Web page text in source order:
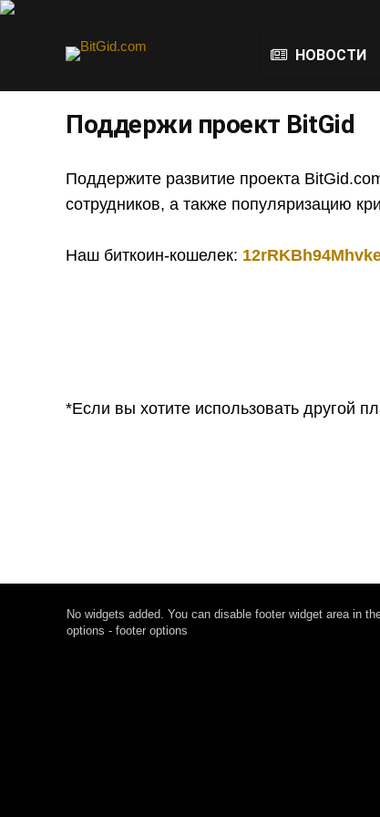
НОВОСТИ
Поддержи проект BitGid
Поддержите развитие проекта
сотрудников, а также популяризацию
Наш биткоин-кошелек:
*Если вы хотите использовать другой
No widgets added. You can disable footer widget area in
options - footer options